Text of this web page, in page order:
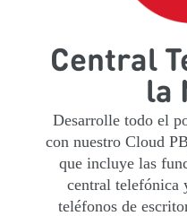
Central
la
Desarrolle todo el
con nuestro Cloud
que incluye las
central telefónica
teléfonos de